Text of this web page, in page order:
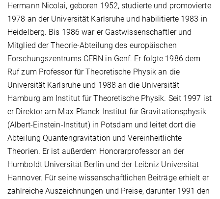
Hermann Nicolai, geboren 1952, studierte und promovierte
1978 an der Universität Karlsruhe und habilitierte 1983 in
Heidelberg. Bis 1986 war er Gastwissenschaftler und
Mitglied der Theorie-Abteilung des europäischen
Forschungszentrums CERN in Genf. Er folgte 1986 dem
Ruf zum Professor für Theoretische Physik an die
Universität Karlsruhe und 1988 an die Universität
Hamburg am Institut für Theoretische Physik. Seit 1997 ist
er Direktor am Max-Planck-Institut für Gravitationsphysik
(Albert-Einstein-Institut) in Potsdam und leitet dort die
Abteilung Quantengravitation und Vereinheitlichte
Theorien. Er ist außerdem Honorarprofessor an der
Humboldt Universität Berlin und der Leibniz Universität
Hannover. Für seine wissenschaftlichen Beiträge erhielt er
zahlreiche Auszeichnungen und Preise, darunter 1991 den